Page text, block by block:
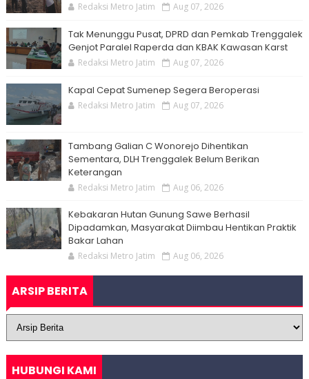
Redaksi Metro Jatim Aug 07, 2026
Tak Menunggu Pusat, DPRD dan Pemkab Trenggalek
Genjot Paralel Raperda dan KBAK Kawasan Karst
Redaksi Metro Jatim Aug 07, 2026
Kapal Cepat Sumenep Segera Beroperasi
Redaksi Metro Jatim Aug 07, 2026
Tambang Galian C Wonorejo Dihentikan
Sementara, DLH Trenggalek Belum Berikan
Keterangan
Redaksi Metro Jatim Aug 06, 2026
Kebakaran Hutan Gunung Sawe Berhasil
Dipadamkan, Masyarakat Diimbau Hentikan Praktik
Bakar Lahan
Redaksi Metro Jatim Aug 06, 2026
ARSIP BERITA
HUBUNGI KAMI